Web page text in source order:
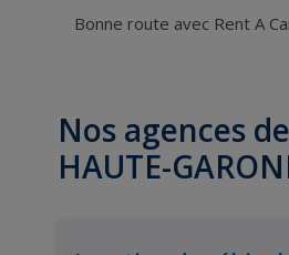
Bonne route avec Rent A
Nos agences
HAUTE-